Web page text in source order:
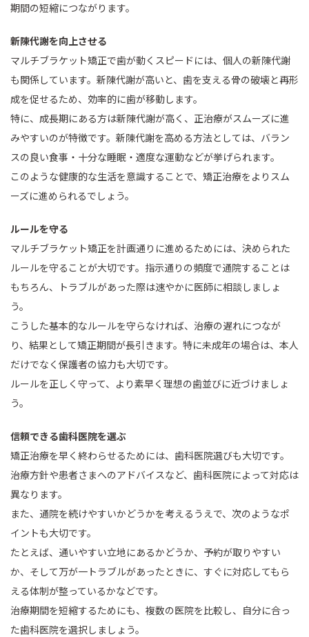
期間の短縮につながります。
新陳代謝を向上させる
マルチブラケット矯正で歯が動くスピードには、個人の新陳代謝
も関係しています。新陳代謝が高いと、歯を支える骨の破壊と再形
成を促せるため、効率的に歯が移動します。
特に、成長期にある方は新陳代謝が高く、正治療がスムーズに進
みやすいのが特徴です。新陳代謝を高める方法としては、バラン
スの良い食事・十分な睡眠・適度な運動などが挙げられます。
このような健康的な生活を意識することで、矯正治療をよりスム
ーズに進められるでしょう。
ルールを守る
マルチブラケット矯正を計画通りに進めるためには、決められた
ルールを守ることが大切です。指示通りの頻度で通院することは
もちろん、トラブルがあった際は速やかに医師に相談しましょ
う。
こうした基本的なルールを守らなければ、治療の遅れにつなが
り、結果として矯正期間が長引きます。特に未成年の場合は、本人
だけでなく保護者の協力も大切です。
ルールを正しく守って、より素早く理想の歯並びに近づけましょ
う。
信頼できる歯科医院を選ぶ
矯正治療を早く終わらせるためには、歯科医院選びも大切です。
治療方針や患者さまへのアドバイスなど、歯科医院によって対応は
異なります。
また、通院を続けやすいかどうかを考えるうえで、次のようなポ
イントも大切です。
たとえば、通いやすい立地にあるかどうか、予約が取りやすい
か、そして万が一トラブルがあったときに、すぐに対応してもら
える体制が整っているかなどです。
治療期間を短縮するためにも、複数の医院を比較し、自分に合っ
た歯科医院を選択しましょう。